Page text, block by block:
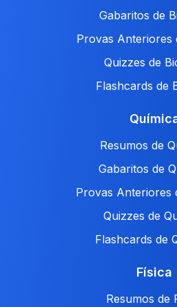
Gabaritos de
Provas Anteriores
Quizzes de
Flashcards de
Resumos de
Gabaritos de
Provas Anteriores
Quizzes de
Flashcards de
Física
Resumos de